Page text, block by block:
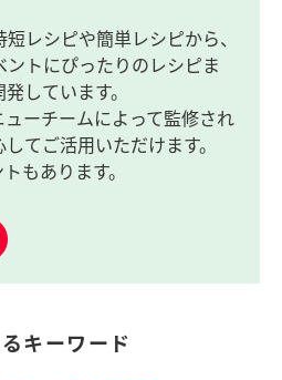
レシピや簡単レシピから、
トにぴったりのレシピま
しています。
ーチームによって監修され
てご活用いただけます。
もあります。
キーワード